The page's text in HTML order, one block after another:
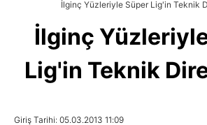
İlginç Yüzleriyle Süper Lig'in Teknik
İlginç
Lig'in Teknik
Giriş Tarihi: 05.03.2013 11:09